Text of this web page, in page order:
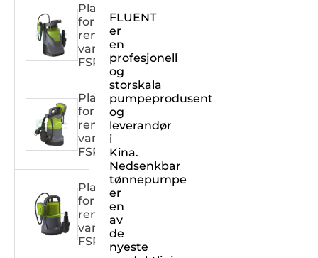
Plasthuspumpe
for
rent
vann
FSPXXX33C
Plasthuspumpe
for
rent
vann
FSPXXX32C
Plasthuspumpe
for
rent
vann
FSPXXX31C
FLUENT
er
en
profesjonell
og
storskala
pumpeprodusent
og
leverandør
i
Kina.
Nedsenkbar
tønnepumpe
er
en
av
de
nyeste